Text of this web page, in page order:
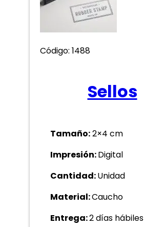
Código: 1488
Sellos
Tamaño:2×4 cm
Impresión:Digital
Cantidad:Unidad
Material:Caucho
Entrega:2 días hábiles